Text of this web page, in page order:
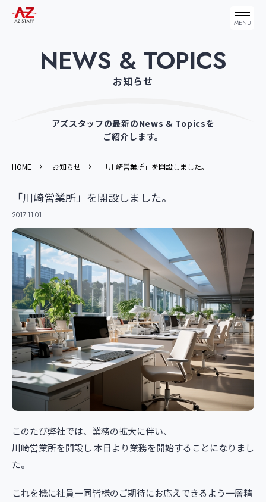
NEWS & TOPICS
お知らせ
アズスタッフの最新のNews & Topicsを
ご紹介します。
HOME お知らせ 「川崎営業所」を開設しました。
「川崎営業所」を開設しました。
2017.11.01
このたび弊社では、業務の拡大に伴い、
川崎営業所を開設し 本日より業務を開始することになりまし
た。
これを機に社員一同皆様のご期待にお応えできるよう一層精